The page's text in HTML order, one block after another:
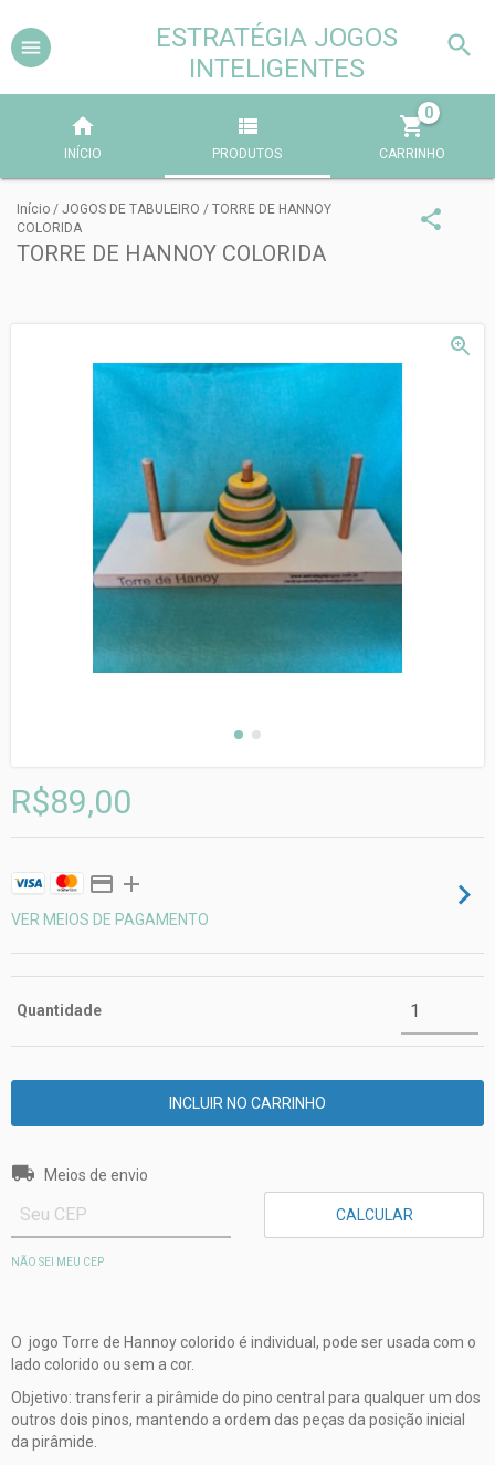
ESTRATÉGIA JOGOS
INTELIGENTES
INÍCIO PRODUTOS CARRINHO
0
Início / JOGOS DE TABULEIRO / TORRE DE HANNOY
COLORIDA
TORRE DE HANNOY COLORIDA
R$89,00
VER MEIOS DE PAGAMENTO
Quantidade
Entregas para o CEP:
Meios de envio
CALCULAR
NÃO SEI MEU CEP
O jogo Torre de Hannoy colorido é individual, pode ser usada com o
lado colorido ou sem a cor.
Objetivo: transferir a pirâmide do pino central para qualquer um dos
outros dois pinos, mantendo a ordem das peças da posição inicial
da pirâmide.